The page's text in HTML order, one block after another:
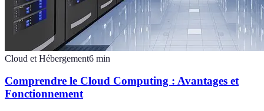
Cloud et Hébergement6 min
Comprendre le Cloud Computing : Avantages et
Fonctionnement